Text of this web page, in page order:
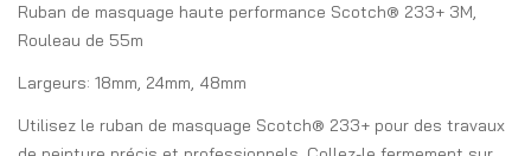
Ruban de masquage haute performance Scotch® 233+ 3M,
Rouleau de 55m
Largeurs: 18mm, 24mm, 48mm
Utilisez le ruban de masquage Scotch® 233+ pour des travaux